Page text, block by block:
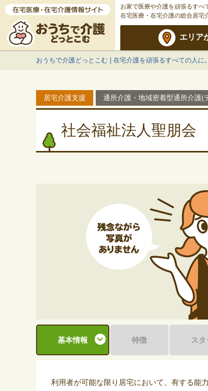
お家で医療や介護を頑張るすべ
在宅医療・在宅介護の総合居宅
エリア
おうちで介護どっとこむ | 在宅介護を頑張るすべての人に
居宅介護支援 通所介護・地域密着型通所介護(
社会福祉法人聖朋
基本情報 特徴 スタ
利用者が可能な限り居宅において、有する能